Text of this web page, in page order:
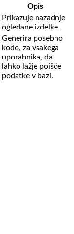
Opis
Prikazuje nazadnje
ogledane izdelke.
Generira posebno
kodo, za vsakega
uporabnika, da
lahko lažje poišče
podatke v bazi.